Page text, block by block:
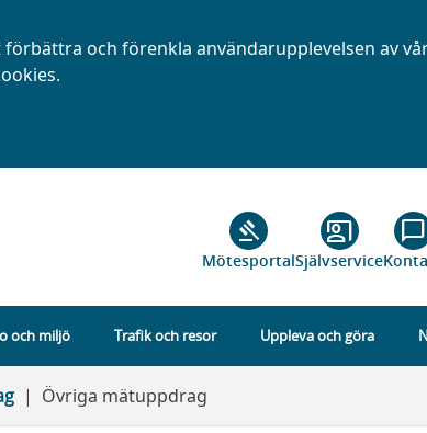
och förenkla användarupplevelsen av
gavel
Mötesportal
co_present
Självservice
chat_bubble_outline
och miljö Trafik och resor Uppleva och göra
Övriga mätuppdrag